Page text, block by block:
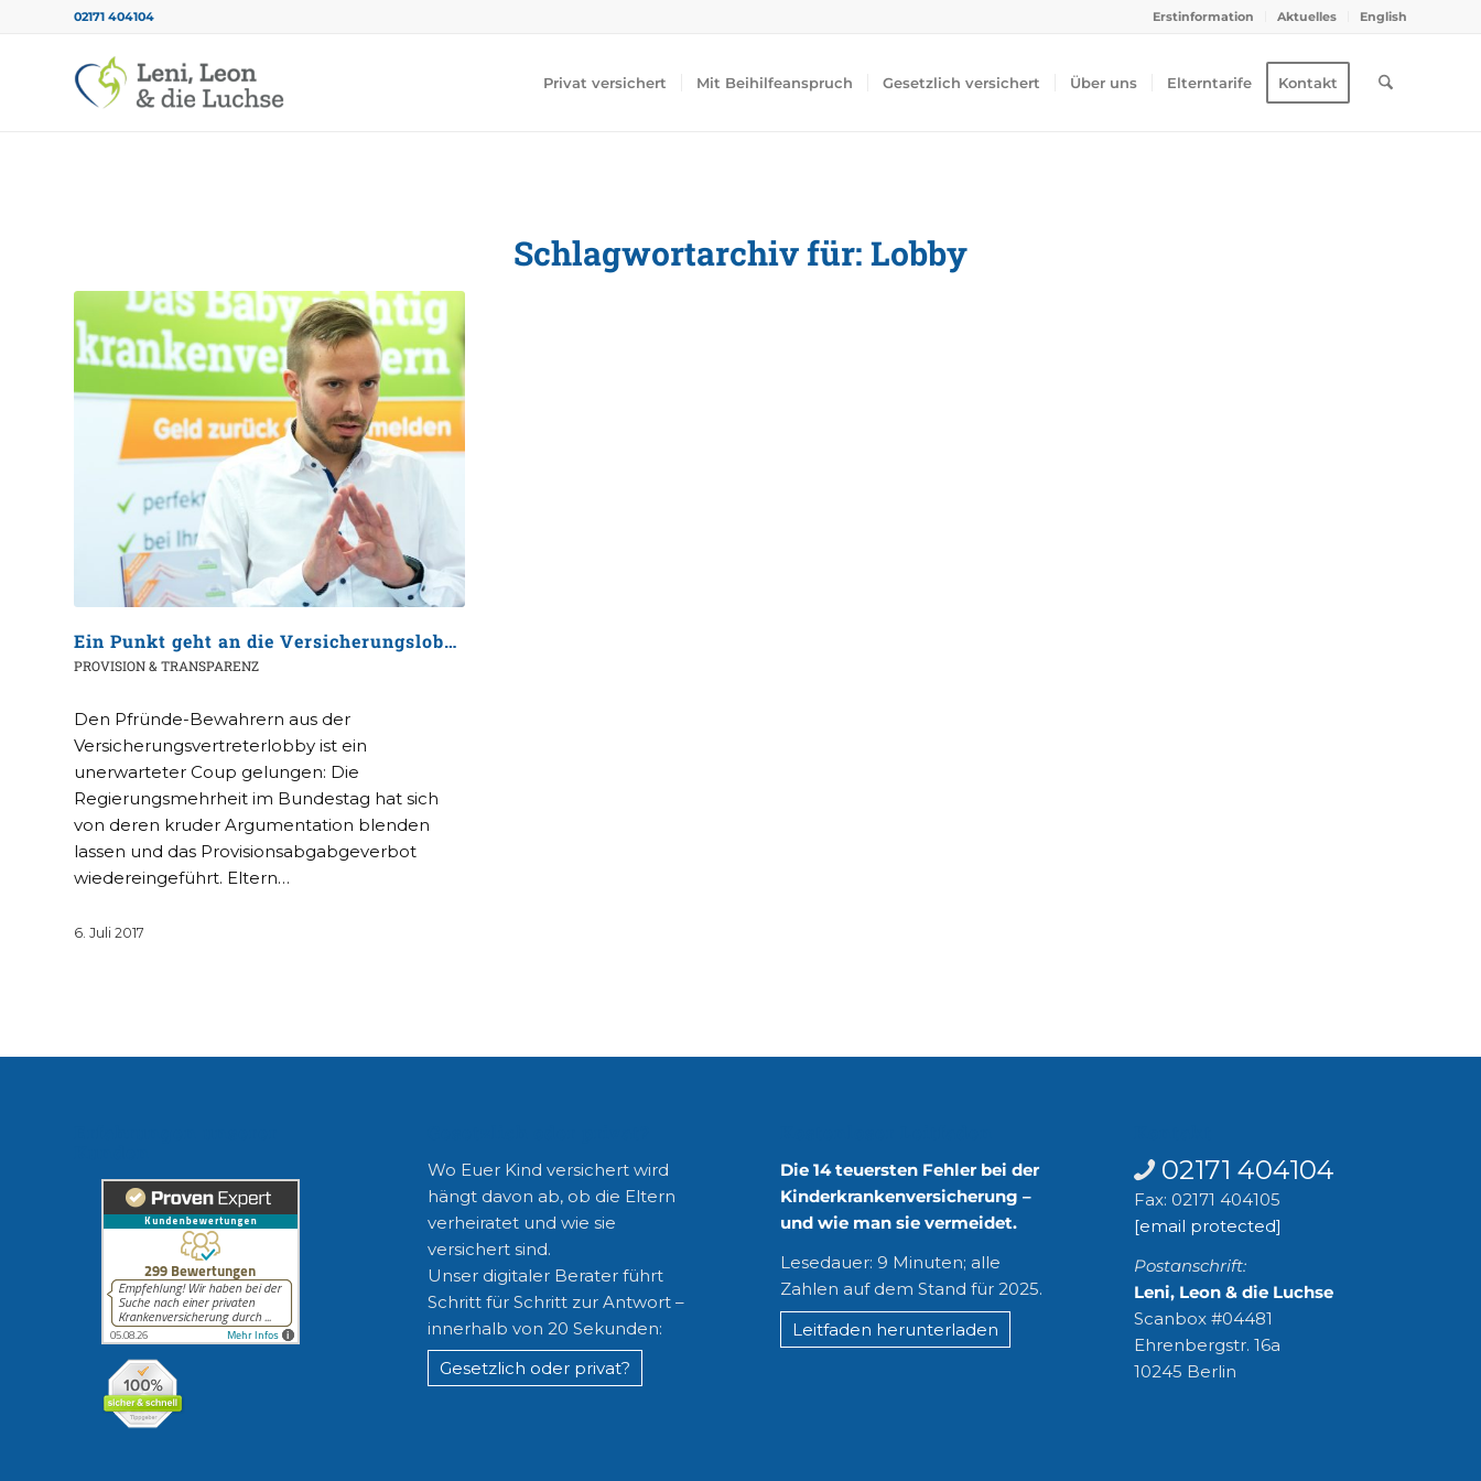
Erstinformation Aktuelles English
02171 404104
Privat versichert Mit Beihilfeanspruch Gesetzlich versichert Über uns Elterntarife Kontakt
Schlagwortarchiv für: Lobby
Ein Punkt geht an die Versicherungslobby aus der Steinzeit
PROVISION & TRANSPARENZ
Den Pfründe-Bewahrern aus der
Versicherungsvertreterlobby ist ein
unerwarteter Coup gelungen: Die
Regierungsmehrheit im Bundestag hat sich
von deren kruder Argumentation blenden
lassen und das Provisionsabgabgeverbot
wiedereingeführt. Eltern…
6. Juli 2017
Wo Euer Kind versichert wird
hängt davon ab, ob die Eltern
verheiratet und wie sie
versichert sind.
Unser digitaler Berater führt
Schritt für Schritt zur Antwort –
innerhalb von 20 Sekunden:
Gesetzlich oder privat?
Die 14 teuersten Fehler bei der
Kinderkrankenversicherung –
und wie man sie vermeidet.
Lesedauer: 9 Minuten; alle
Zahlen auf dem Stand für 2025.
Leitfaden herunterladen
02171 404104
Fax: 02171 404105
[email protected]
Postanschrift:
Leni, Leon & die Luchse
Scanbox #04481
Ehrenbergstr. 16a
10245 Berlin